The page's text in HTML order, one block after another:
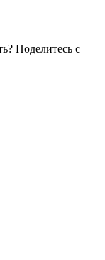
Поделитесь с